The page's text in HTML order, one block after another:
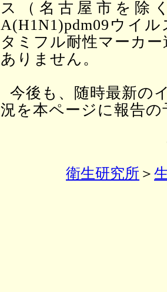
ス（名古屋市を除
A(H1N1)pdm09ウイ
タミフル耐性マーカ
ありません。
今後も、随時最新の
況を本ページに報告の
衛生研究所 ＞